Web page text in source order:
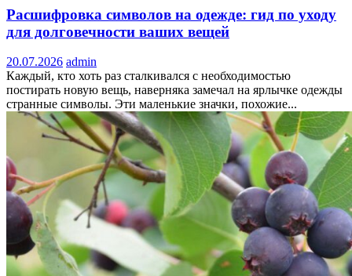
Расшифровка символов на одежде: гид по уходу
для долговечности ваших вещей
20.07.2026 admin
Каждый, кто хоть раз сталкивался с необходимостью
постирать новую вещь, наверняка замечал на ярлычке одежды
странные символы. Эти маленькие значки, похожие...